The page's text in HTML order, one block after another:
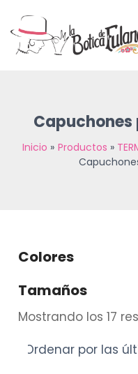
contenido
Inicio Productos
Colores
Tamaños
Mostrando los 17